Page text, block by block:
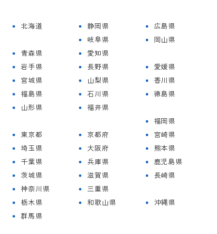
北海道
青森県
岩手県
宮城県
福島県
山形県
東京都
埼玉県
千葉県
茨城県
神奈川県
栃木県
群馬県
静岡県
岐阜県
愛知県
長野県
山梨県
石川県
福井県
京都府
大阪府
兵庫県
滋賀県
三重県
和歌山県
広島県
岡山県
愛媛県
香川県
徳島県
福岡県
宮崎県
熊本県
鹿児島県
長崎県
沖縄県